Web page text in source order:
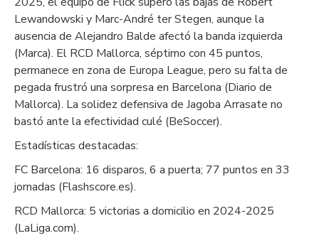
Lewandowski y Marc-André ter Stegen, aunque la
ausencia de Alejandro Balde afectó la banda izquierda
(Marca). El RCD Mallorca, séptimo con 45 puntos,
permanece en zona de Europa League, pero su falta de
pegada frustró una sorpresa en Barcelona (Diario de
Mallorca). La solidez defensiva de Jagoba Arrasate no
bastó ante la efectividad culé (BeSoccer).
Estadísticas destacadas:
FC Barcelona: 16 disparos, 6 a puerta; 77 puntos en 33
jornadas (Flashscore.es).
RCD Mallorca: 5 victorias a domicilio en 2024-2025
(LaLiga.com).